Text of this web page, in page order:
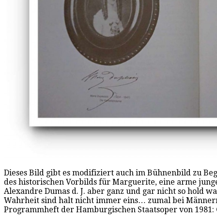
Dieses Bild gibt es modifiziert auch im Bühnenbild zu
des historischen Vorbilds für Marguerite, eine arme
Alexandre Dumas d. J. aber ganz und gar nicht so hold
Wahrheit sind halt nicht immer eins… zumal bei
Programmheft der Hamburgischen Staatsoper von 1981: